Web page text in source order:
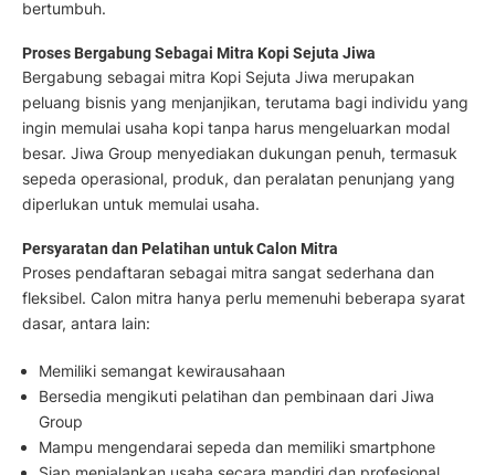
bertumbuh.
Proses Bergabung Sebagai Mitra Kopi Sejuta Jiwa
Bergabung sebagai mitra Kopi Sejuta Jiwa merupakan
peluang bisnis yang menjanjikan, terutama bagi individu yang
ingin memulai usaha kopi tanpa harus mengeluarkan modal
besar. Jiwa Group menyediakan dukungan penuh, termasuk
sepeda operasional, produk, dan peralatan penunjang yang
diperlukan untuk memulai usaha.
Persyaratan dan Pelatihan untuk Calon Mitra
Proses pendaftaran sebagai mitra sangat sederhana dan
fleksibel. Calon mitra hanya perlu memenuhi beberapa syarat
dasar, antara lain:
Memiliki semangat kewirausahaan
Bersedia mengikuti pelatihan dan pembinaan dari Jiwa
Group
Mampu mengendarai sepeda dan memiliki smartphone